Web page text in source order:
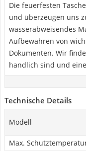
Die feuerfesten
und überzeugen uns
wasserabweisendes
Aufbewahren von
Dokumenten. Wir
handlich sind und
Technische Details
Modell
Max.